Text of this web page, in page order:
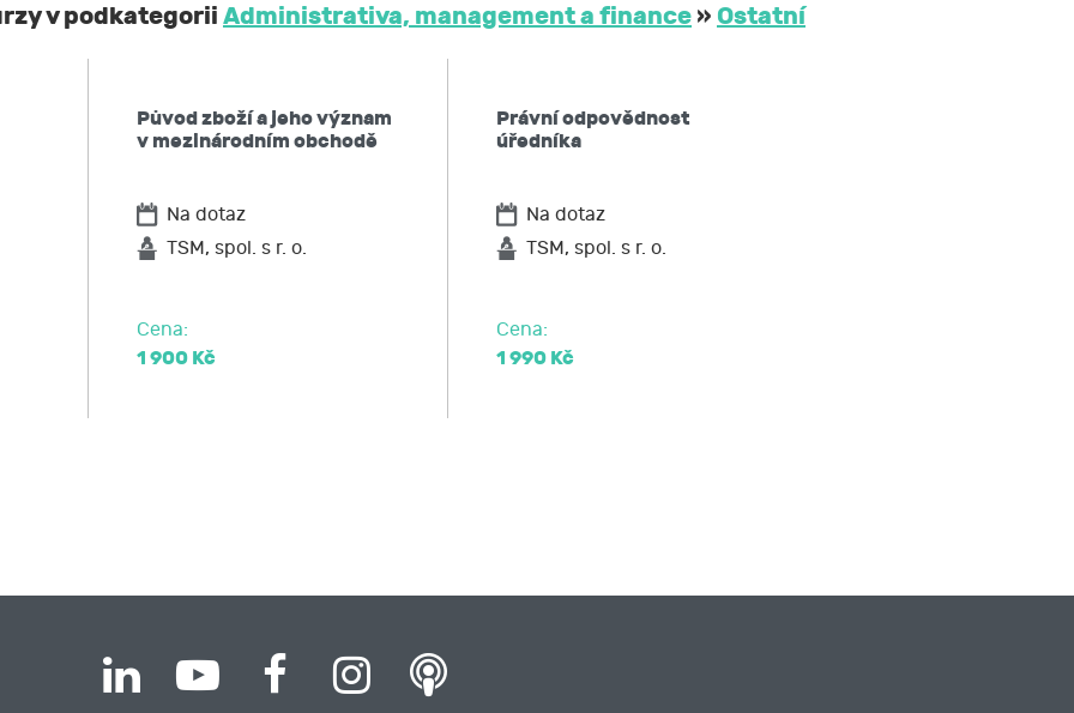
v podkategorii Administrativa, management a finance » Ostatní
Původ zboží a jeho význam
v mezinárodním obchodě
Na dotaz
TSM, spol. s r. o.
Cena:
1 900 Kč
Právní odpovědnost
úředníka
Na dotaz
TSM, spol. s r. o.
Cena:
1 990 Kč